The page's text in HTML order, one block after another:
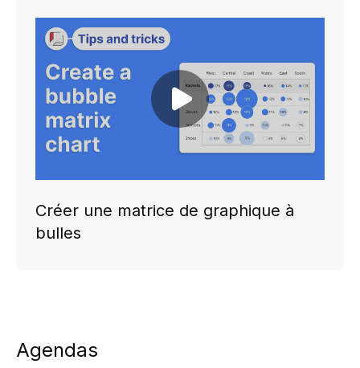
Play video
Créer une matrice de graphique à
bulles
Agendas